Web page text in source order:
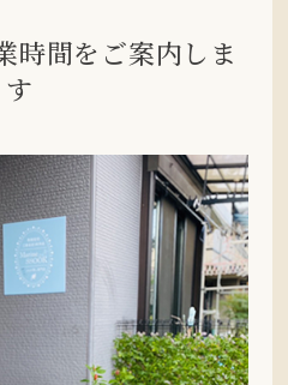
時間をご案内しま
す